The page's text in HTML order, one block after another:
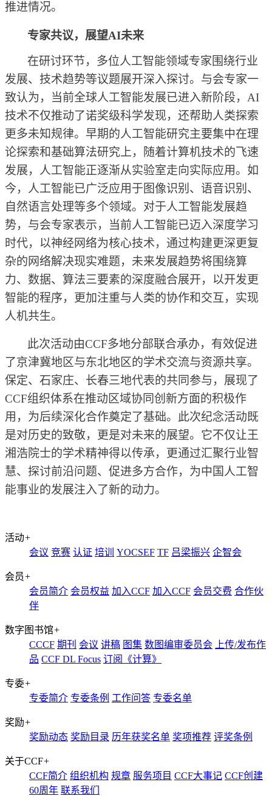
推进情况。
专家共议，展望AI未来
在研讨环节，多位人工智能领域专家围绕行业
发展、技术趋势等议题展开深入探讨。与会专家一
致认为，当前全球人工智能发展已进入新阶段， AI
技术不仅推动了诺奖级科学发现，还帮助人类探索
更多未知规律。 早期的人工智能研究主要集中在理
论探索和基础算法研究上，随着计算机技术的飞速
发展，人工智能正逐渐从实验室走向实际应用。如
今，人工智能已广泛应用于图像识别、语音识别、
自然语言处理等多个领域。对于人工智能发展趋
势，与会专家表示，当前人工智能已迈入深度学习
时代，以神经网络为核心技术，通过构建更深更复
杂的网络解决现实难题，未来发展趋势将围绕算
力、数据、算法三要素的深度融合展开，以开发更
智能的程序，更加注重与人类的协作和交互，实现
人机共生。
此次活动由CCF多地分部联合承办，有效促进
了京津冀地区与东北地区的学术交流与资源共享。
保定、石家庄、长春三地代表的共同参与，展现了
CCF组织体系在推动区域协同创新方面的积极作
用，为后续深化合作奠定了基础。此次纪念活动既
是对历史的致敬，更是对未来的展望。它不仅让王
湘浩院士的学术精神得以传承，更通过汇聚行业智
慧、探讨前沿问题、促进多方合作，为中国人工智
能事业的发展注入了新的动力。
活动+
会议 竞赛 认证 培训 YOCSEF TF 吕梁振兴 企智会
会员+
会员简介 会员权益 加入CCF 加入CCF 会员交费 合作伙
伴
数字图书馆+
CCCF 期刊 会议 讲稿 图集 数图编审委员会
上传/发布作
品 CCF DL Focus 订阅《计算》
专委+
专委简介 专委条例 工作问答 专委名单
奖励+
奖励动态 奖励目录 历年获奖名单 奖项推荐 评奖条例
关于CCF+
CCF简介 组织机构 规章 服务项目 CCF大事记 CCF创建
60周年 联系我们